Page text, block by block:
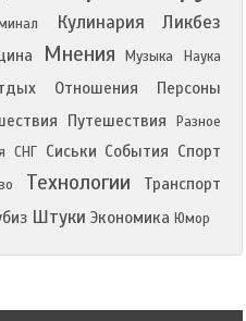
Кулинария Ликбез
Мнения Музыка Наука
Отношения Персоны
Путешествия
Разное
СНГ Сиськи События Спорт
Технологии Транспорт
Штуки Экономика Юмор